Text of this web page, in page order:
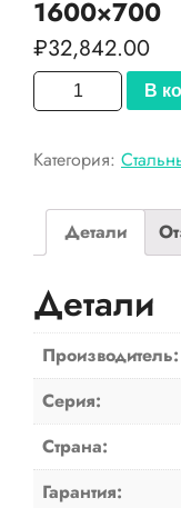
1600×700
₽32,842.00
Количество
товара
Стальная
Simple
1600x700
В
Категория:
Детали
Детали
Производитель:
Серия:
Страна:
Гарантия: